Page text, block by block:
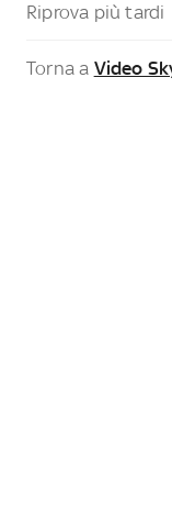
Riprova più tardi
Torna a Video